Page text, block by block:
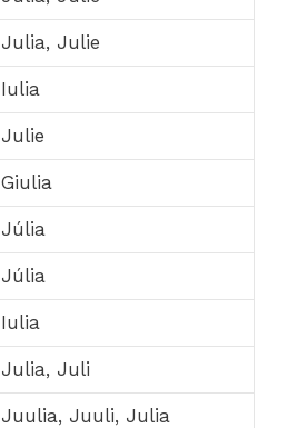
Julia, Julie
Iulia
Julie
Giulia
Júlia
Júlia
Iulia
Julia, Juli
Juulia, Juuli, Julia